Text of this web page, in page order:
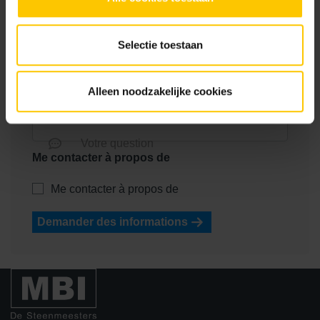
Selectie toestaan
Alleen noodzakelijke cookies
Nom de l'entreprise *
Numéro de téléphone
E-mail
Me contacter à propos de
Me contacter à propos de
Demander des informations